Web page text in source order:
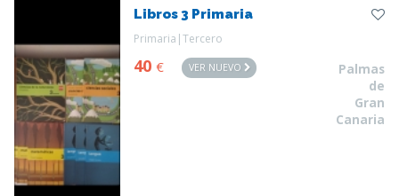
Libros 3 Primaria
Primaria|Tercero
40 € VER NUEVO
Palmas
de
Gran
Canaria